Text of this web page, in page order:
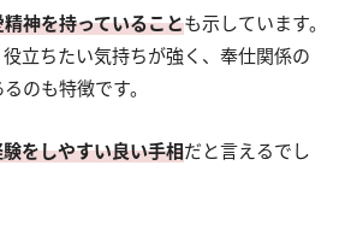
神を持っていることも示しています。
立ちたい気持ちが強く、奉仕関係の
のも特徴です。
をしやすい良い手相だと言えるでし